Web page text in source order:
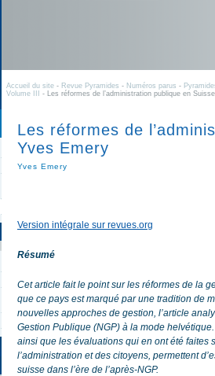
Accueil du site - Revue Pyramides - Numéros parus -
Volume III
- Les réformes de l’administration publique en
Les réformes de
Yves Emery
Yves Emery
Version intégrale sur revues.org
Résumé
Cet article fait le point sur les réformes de la
que ce pays est marqué par une tradition de
nouvelles approches de gestion, l’article
Gestion Publique (NGP) à la mode
ainsi que les évaluations qui en ont été faites
l’administration et des citoyens, permettent
suisse dans l’ère de l’après-NGP.